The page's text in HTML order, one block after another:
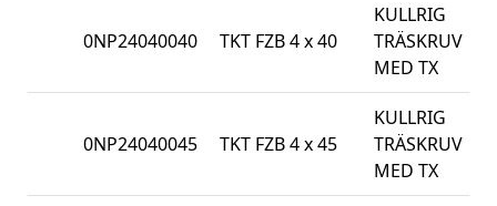
0NP24040040 TKT FZB 4 x 40
KULLRIG
TRÄSKRUV
MED TX
0NP24040045 TKT FZB 4 x 45
KULLRIG
TRÄSKRUV
MED TX